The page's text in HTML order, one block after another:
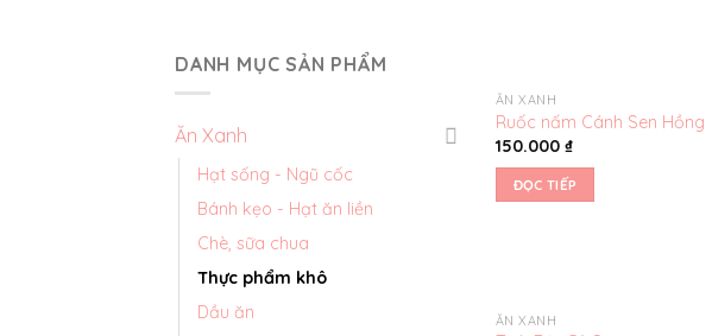
DANH MỤC SẢN PHẨM
Ăn Xanh
Hạt sống - Ngũ cốc
Bánh kẹo - Hạt ăn liền
Chè, sữa chua
Thực phẩm khô
Dầu ăn
Yêu
thích
ĂN XANH
Ruốc nấm Cánh Sen Hồng
150.000 ₫
ĐỌC TIẾP
ĂN XANH